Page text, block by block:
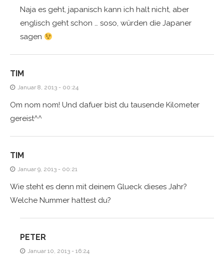
Naja es geht, japanisch kann ich halt nicht, aber
englisch geht schon … soso, würden die Japaner
sagen
TIM
Januar 8, 2013 - 00:24
Om nom nom! Und dafuer bist du tausende Kilometer
gereist^^
TIM
Januar 9, 2013 - 00:21
Wie steht es denn mit deinem Glueck dieses Jahr?
Welche Nummer hattest du?
PETER
Januar 10, 2013 - 16:24